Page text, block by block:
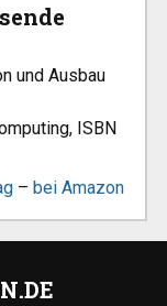
und Ausbau
ISBN
– bei Amazon